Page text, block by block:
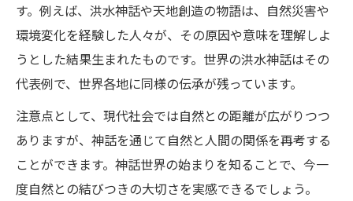
す。例えば、洪水神話や天地創造の物語は、自然災害や
環境変化を経験した人々が、その原因や意味を理解しよ
うとした結果生まれたものです。世界の洪水神話はその
代表例で、世界各地に同様の伝承が残っています。
注意点として、現代社会では自然との距離が広がりつつ
ありますが、神話を通じて自然と人間の関係を再考する
ことができます。神話世界の始まりを知ることで、今一
度自然との結びつきの大切さを実感できるでしょう。